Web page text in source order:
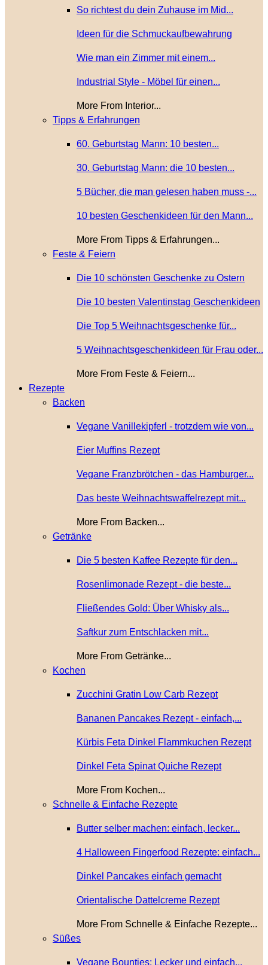
So richtest du dein Zuhause im Mid...
Ideen für die Schmuckaufbewahrung
Wie man ein Zimmer mit einem...
Industrial Style - Möbel für einen...
More From Interior...
Tipps & Erfahrungen
60. Geburtstag Mann: 10 besten...
30. Geburtstag Mann: die 10 besten...
5 Bücher, die man gelesen haben muss -...
10 besten Geschenkideen für den Mann...
More From Tipps & Erfahrungen...
Feste & Feiern
Die 10 schönsten Geschenke zu Ostern
Die 10 besten Valentinstag Geschenkideen
Die Top 5 Weihnachtsgeschenke für...
5 Weihnachtsgeschenkideen für Frau oder...
More From Feste & Feiern...
Rezepte
Backen
Vegane Vanillekipferl - trotzdem wie von...
Eier Muffins Rezept
Vegane Franzbrötchen - das Hamburger...
Das beste Weihnachtswaffelrezept mit...
More From Backen...
Getränke
Die 5 besten Kaffee Rezepte für den...
Rosenlimonade Rezept - die beste...
Fließendes Gold: Über Whisky als...
Saftkur zum Entschlacken mit...
More From Getränke...
Kochen
Zucchini Gratin Low Carb Rezept
Bananen Pancakes Rezept - einfach,...
Kürbis Feta Dinkel Flammkuchen Rezept
Dinkel Feta Spinat Quiche Rezept
More From Kochen...
Schnelle & Einfache Rezepte
Butter selber machen: einfach, lecker...
4 Halloween Fingerfood Rezepte: einfach...
Dinkel Pancakes einfach gemacht
Orientalische Dattelcreme Rezept
More From Schnelle & Einfache Rezepte...
Süßes
Vegane Bounties: Lecker und einfach...